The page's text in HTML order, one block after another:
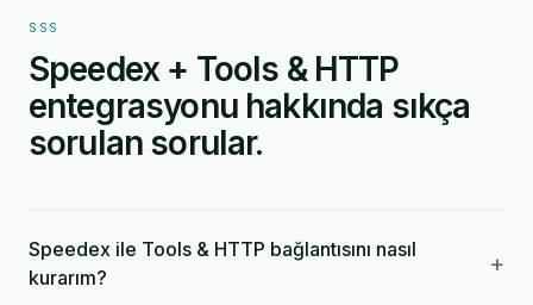
SSS
Speedex + Tools & HTTP
entegrasyonu hakkında sıkça
sorulan sorular.
Speedex ile Tools & HTTP bağlantısını nasıl
kurarım?
+